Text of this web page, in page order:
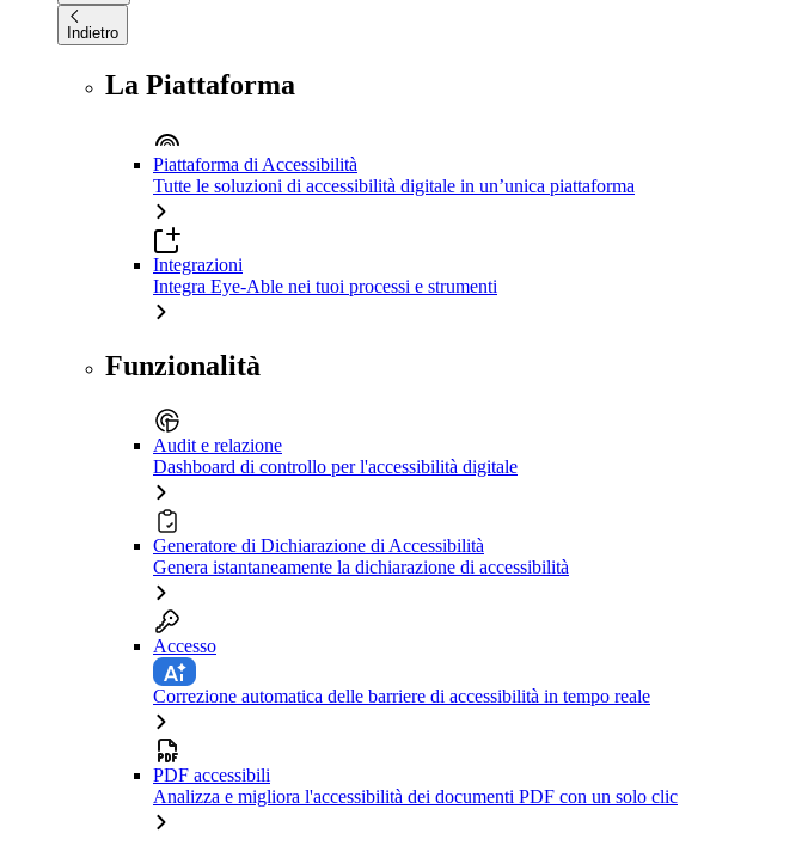
Indietro
La Piattaforma
Piattaforma di Accessibilità
Tutte le soluzioni di accessibilità digitale in un’unica piattaforma
Integrazioni
Integra Eye-Able nei tuoi processi e strumenti
Funzionalità
Audit e relazione
Dashboard di controllo per l'accessibilità digitale
Generatore di Dichiarazione di Accessibilità
Genera istantaneamente la dichiarazione di accessibilità
Accesso
Correzione automatica delle barriere di accessibilità in tempo reale
PDF accessibili
Analizza e migliora l'accessibilità dei documenti PDF con un solo clic